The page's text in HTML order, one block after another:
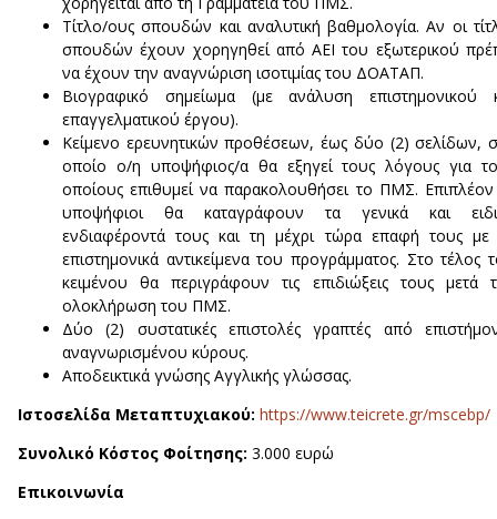
Τίτλο/ους σπουδών και αναλυτική βαθμολογία. Αν οι
σπουδών έχουν χορηγηθεί από ΑΕΙ του εξωτερικού
να έχουν την αναγνώριση ισοτιμίας του ΔΟΑΤΑΠ.
Βιογραφικό σημείωμα (με ανάλυση επιστημονικού
επαγγελματικού έργου).
Κείμενο ερευνητικών προθέσεων, έως δύο (2) σελίδων,
οποίο ο/η υποψήφιος/α θα εξηγεί τους λόγους για
οποίους επιθυμεί να παρακολουθήσει το ΠΜΣ. Επιπλέον
υποψήφιοι θα καταγράφουν τα γενικά και
ενδιαφέροντά τους και τη μέχρι τώρα επαφή τους με
επιστημονικά αντικείμενα του προγράμματος. Στο τέλος
κειμένου θα περιγράφουν τις επιδιώξεις τους μετά
ολοκλήρωση του ΠΜΣ.
Δύο (2) συστατικές επιστολές γραπτές από
αναγνωρισμένου κύρους.
Αποδεικτικά γνώσης Αγγλικής γλώσσας.
Ιστοσελίδα Μεταπτυχιακού: https://www.teicrete.gr/mscebp/
Συνολικό Κόστος Φοίτησης: 3.000 ευρώ
Επικοινωνία